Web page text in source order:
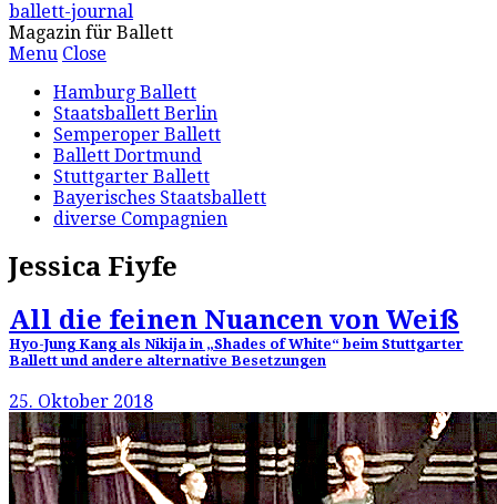
ballett-journal
Magazin für Ballett
Menu Close
Hamburg Ballett
Staatsballett Berlin
Semperoper Ballett
Ballett Dortmund
Stuttgarter Ballett
Bayerisches Staatsballett
diverse Compagnien
Jessica Fiyfe
All die feinen Nuancen von Weiß
Hyo-Jung Kang als Nikija in „Shades of White“ beim Stuttgarter
Ballett und andere alternative Besetzungen
25. Oktober 2018